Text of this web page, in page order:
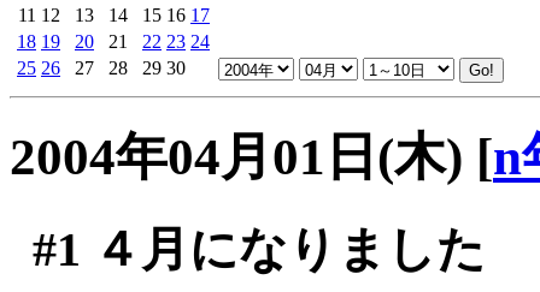
11 12 13 14 15 16 17
18 19 20 21 22 23 24
25 26 27 28 29 30
2004年04月01日(木) [n
#1 ４月になりました